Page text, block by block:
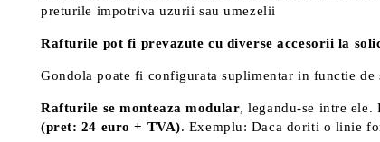
preturile impotriva uzurii sau umezelii
Rafturile pot fi prevazute cu diverse accesorii la
Gondola poate fi configurata suplimentar in functie
Rafturile se monteaza modular, legandu-se intre ele.
(pret: 24 euro + TVA). Exemplu: Daca doriti o linie